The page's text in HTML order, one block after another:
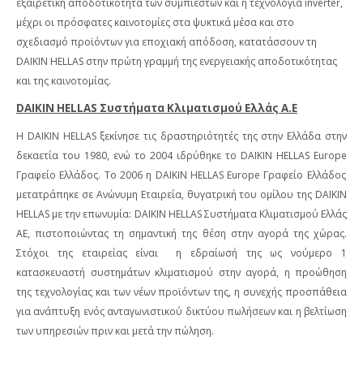
μέχρι οι πρόσφατες καινοτομίες στα ψυκτικά μέσα και στο
σχεδιασμό προϊόντων για εποχιακή απόδοση, κατατάσσουν τη
DAIKIN HELLAS στην πρώτη γραμμή της ενεργειακής αποδοτικότητας
και της καινοτομίας.
DAIKIN HELLAS Συστήματα Κλιματισμού Ελλάς Α.Ε
Η DAIKIN HELLASξεκίνησε τις δραστηριότητές της στην Ελλάδα στην
δεκαετία του 1980, ενώ το 2004 ιδρύθηκε το DAIKIN HELLAS Europe
Γραφείο Ελλάδος. Το 2006 η DAIKIN HELLAS Europe Γραφείο Ελλάδος
μετατράπηκε σε Ανώνυμη Εταιρεία, θυγατρική του ομίλου της DAIKIN
HELLAS με την επωνυμία: DAIKIN HELLASΣυστήματα Κλιματισμού Ελλάς
ΑΕ, πιστοποιώντας τη σημαντική της θέση στην αγορά της χώρας.
Στόχοι της εταιρείας είναι
η εδραίωσή της ως νούμερο 1
κατασκευαστή συστημάτων κλιματισμού στην αγορά, η προώθηση
της τεχνολογίας και των νέων προϊόντων της, η συνεχής προσπάθεια
για ανάπτυξη ενός ανταγωνιστικού δικτύου πωλήσεων και η βελτίωση
των υπηρεσιών πριν και μετά την πώληση.